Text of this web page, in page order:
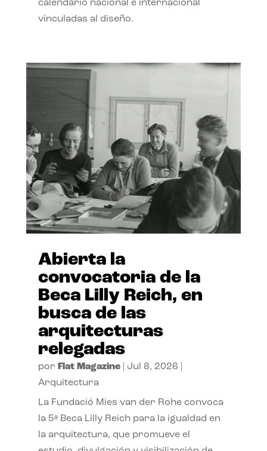
calendario nacional e internacional
vinculadas al diseño.
Abierta la
convocatoria de la
Beca Lilly Reich, en
busca de las
arquitecturas
relegadas
por Flat Magazine| Jul 8, 2026
Arquitectura
La Fundació Mies van der Rohe convoca
la 5ª Beca Lilly Reich para la igualdad en
la arquitectura, que promueve el